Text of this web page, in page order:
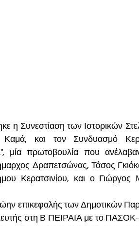
η Συνεστίαση των Ιστορικών
και τον Συνδυασμό
πρωτοβουλία που ανέλαβαν
Δραπετσώνας, Τάσος
Κερατσινίου, και ο Γιώργος
επικεφαλής των Δημοτικών
στη Β ΠΕΙΡΑΙΑ με το